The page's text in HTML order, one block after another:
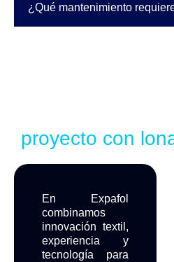
¿Qué mantenimiento
proyecto con
En Expafol
combinamos
innovación textil,
experiencia y
tecnología para